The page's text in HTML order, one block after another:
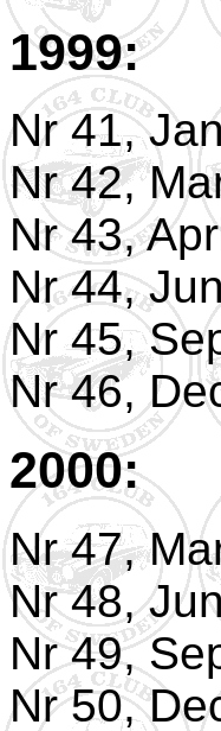
1999:
Nr 41,
Nr 42,
Nr 43,
Nr 44,
Nr 45,
Nr 46,
2000:
Nr 47,
Nr 48,
Nr 49,
Nr 50,